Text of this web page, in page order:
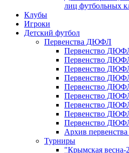
лиц футбольных
Клубы
Игроки
Детский футбол
Первенства ДЮФЛ
Первенство
Первенство
Первенство
Первенство
Первенство
Первенство
Первенство
Первенство
Первенство
Архив
Турниры
"Крымская весна-